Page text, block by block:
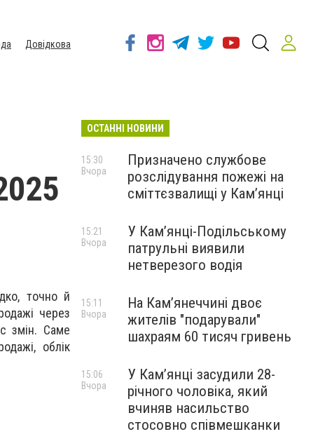
Довідкова
точно й
через
змін. Саме
облік
ОСТАННІ НОВИНИ
Призначено службове
розслідування пожежі на
сміттєзвалищі у Кам’янці
15:30
Вчора
У Кам’янці-Подільському
патрульні виявили
нетверезого водія
15:21
Вчора
На Камʼянеччині двоє
жителів "подарували"
шахраям 60 тисяч гривень
15:11
Вчора
У Камʼянці засудили 28-
річного чоловіка, який
вчиняв насильство
стосовно співмешканки
15:06
Вчора